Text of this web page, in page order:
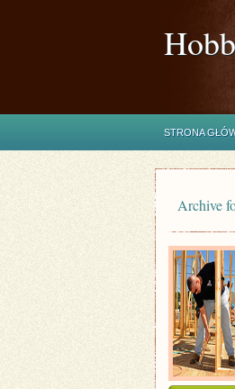
STRONA
Archive